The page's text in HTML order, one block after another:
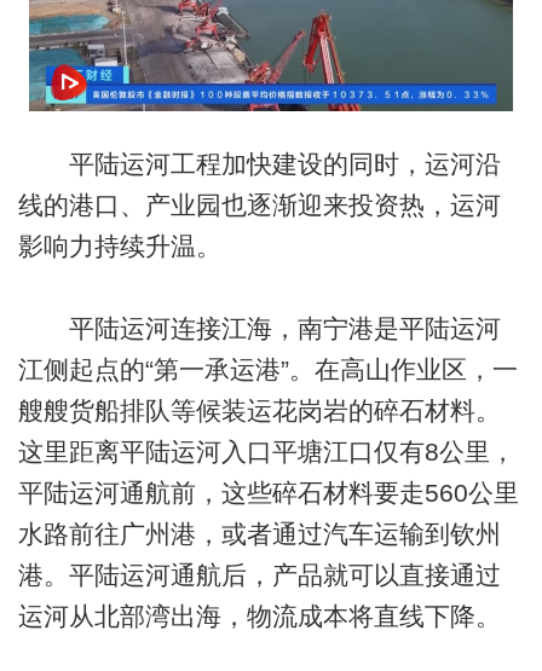
平陆运河工程加快建设的同时，运河沿
线的港口、产业园也逐渐迎来投资热，运河
影响力持续升温。
平陆运河连接江海，南宁港是平陆运河
江侧起点的“第一承运港”。在高山作业区，一
艘艘货船排队等候装运花岗岩的碎石材料。
这里距离平陆运河入口平塘江口仅有8公里，
平陆运河通航前，这些碎石材料要走560公里
水路前往广州港，或者通过汽车运输到钦州
港。平陆运河通航后，产品就可以直接通过
运河从北部湾出海，物流成本将直线下降。